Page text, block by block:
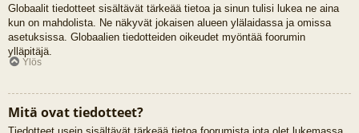
Globaalit tiedotteet sisältävät tärkeää tietoa ja sinun tulisi lukea ne aina
kun on mahdolista. Ne näkyvät jokaisen alueen ylälaidassa ja omissa
asetuksissa. Globaalien tiedotteiden oikeudet myöntää foorumin
ylläpitäjä.
Ylös
Mitä ovat tiedotteet?